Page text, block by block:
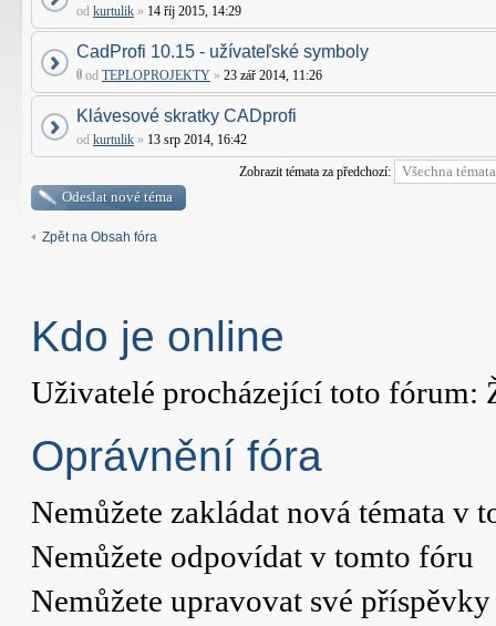
od kurtulik » 14 říj 2015, 14:29
CadProfi 10.15 - užívateľské symboly
od TEPLOPROJEKTY » 23 zář 2014, 11:26
Klávesové skratky CADprofi
od kurtulik » 13 srp 2014, 16:42
Zobrazit témata za předchozí:
Odeslat nové téma
Zpět na Obsah fóra
Kdo je online
Uživatelé procházející toto fórum:
Oprávnění fóra
Nemůžete zakládat nová témata v
Nemůžete odpovídat v tomto fóru
Nemůžete upravovat své